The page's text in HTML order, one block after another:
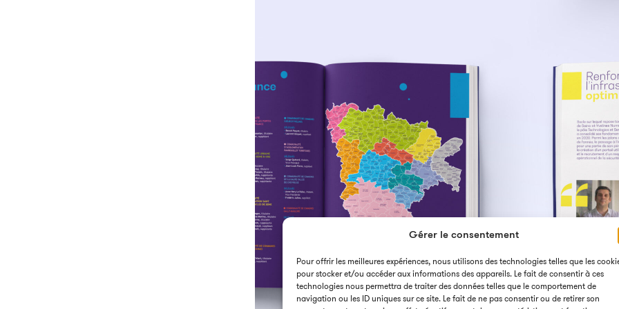
Gérer le consentement
Pour offrir les meilleures expériences, nous utilisons des technologies telles que les
pour stocker et/ou accéder aux informations des appareils. Le fait de consentir à ces
technologies nous permettra de traiter des données telles que le comportement de
navigation ou les ID uniques sur ce site. Le fait de ne pas consentir ou de retirer son